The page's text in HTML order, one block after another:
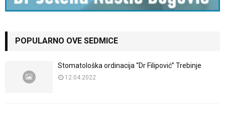
POPULARNO OVE SEDMICE
Stomatološka ordinacija “Dr Filipović” Trebinje
12.04.2022